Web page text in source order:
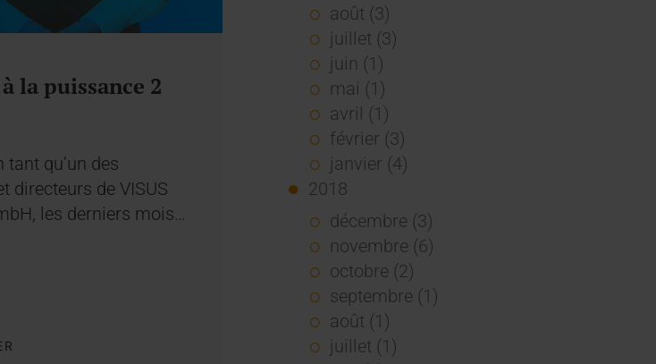
la puissance 2
tant qu’un des
directeurs de VISUS
les derniers mois…
août (3)
juillet (3)
juin (1)
mai (1)
avril (1)
février (3)
janvier (4)
2018
décembre (3)
novembre (6)
octobre (2)
septembre (1)
août (1)
juillet (1)